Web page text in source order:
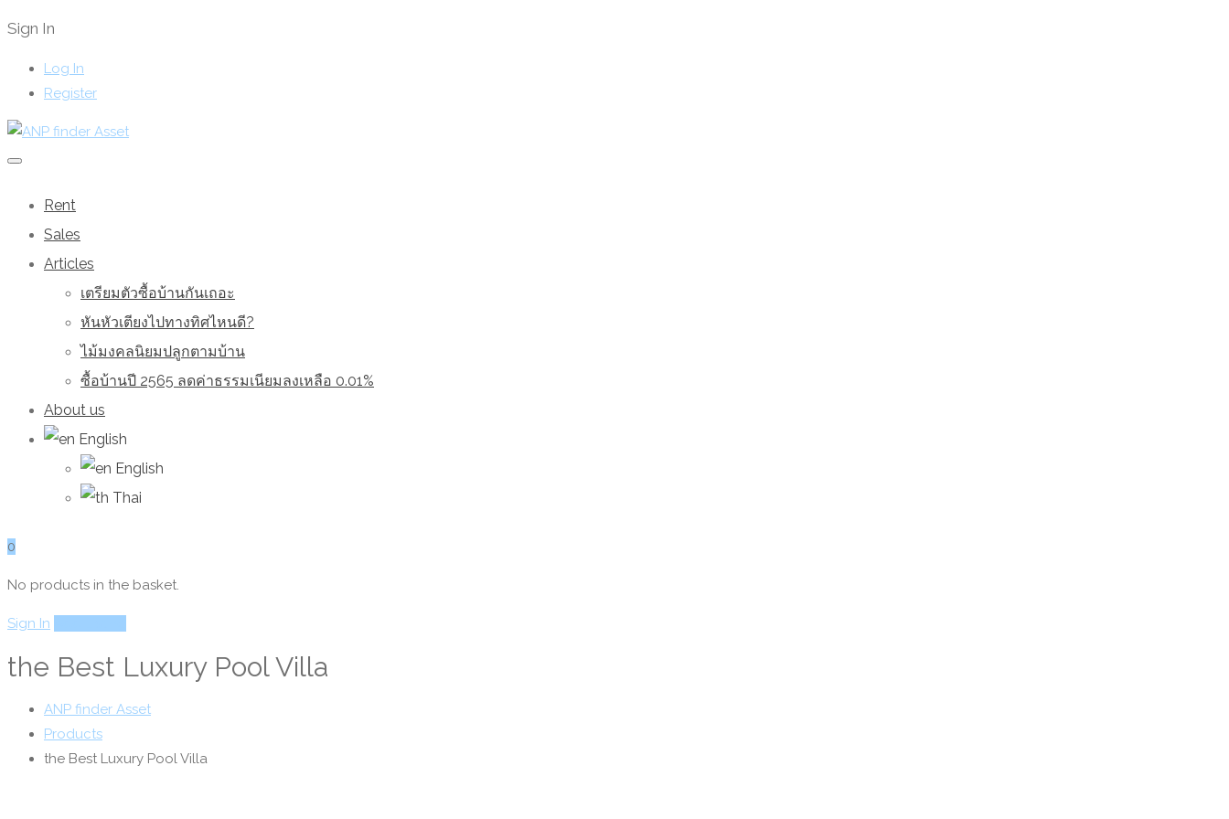
Sign In
Log In
Register
Rent
Sales
Articles
เตรียมตัวซื้อบ้านกันเถอะ
หันหัวเตียงไปทางทิศไหนดี?
ไม้มงคลนิยมปลูกตามบ้าน
ซื้อบ้านปี 2565 ลดค่าธรรมเนียมลงเหลือ 0.01%
About us
English
English
Thai
0
No products in the basket.
Sign In
the Best Luxury Pool Villa
ANP finder Asset
Products
the Best Luxury Pool Villa